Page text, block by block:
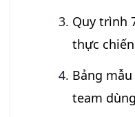
Quy trình
thực chiến
Bảng
team